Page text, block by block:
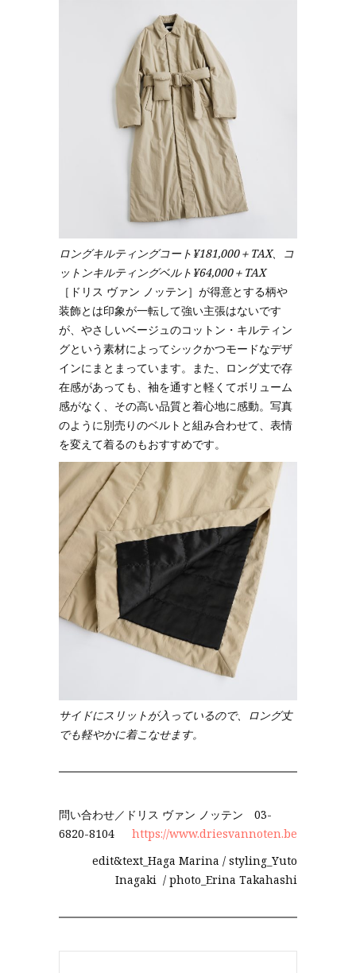
ロングキルティングコート¥181,000＋TAX、コ
ットンキルティングベルト¥64,000＋TAX
［ドリス ヴァン ノッテン］が得意とする柄や
装飾とは印象が一転して強い主張はないです
が、やさしいベージュのコットン・キルティン
グという素材によってシックかつモードなデザ
インにまとまっています。また、ロング丈で存
在感があっても、袖を通すと軽くてボリューム
感がなく、その高い品質と着心地に感動。写真
のように別売りのベルトと組み合わせて、表情
を変えて着るのもおすすめです。
サイドにスリットが入っているので、ロング丈
でも軽やかに着こなせます。
問い合わせ／ドリス ヴァン ノッテン 03-
6820-8104
https://www.driesvannoten.be
edit&text_Haga Marina / styling_Yuto
Inagaki / photo_Erina Takahashi